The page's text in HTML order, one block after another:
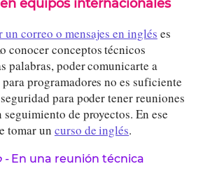
equipos internacionales
correo o mensajes en inglés es
conocer conceptos técnicos
palabras, poder comunicarte a
programadores no es suficiente
para poder tener reuniones
de proyectos. En ese
tomar un curso de inglés.
- En una reunión técnica